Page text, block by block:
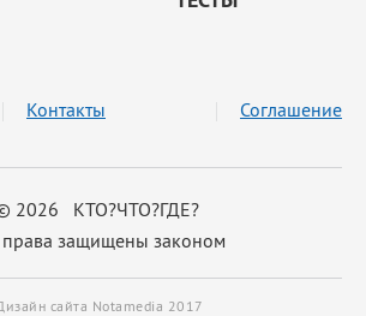
2026 КТО?ЧТО?ГДЕ?
права защищены законом
Контакты Соглашение
сайта Notamedia 2017